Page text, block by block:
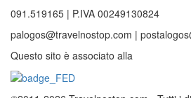
091.519165 | P.IVA 00249130824
palogos@travelnostop.com |
Questo sito è associato alla